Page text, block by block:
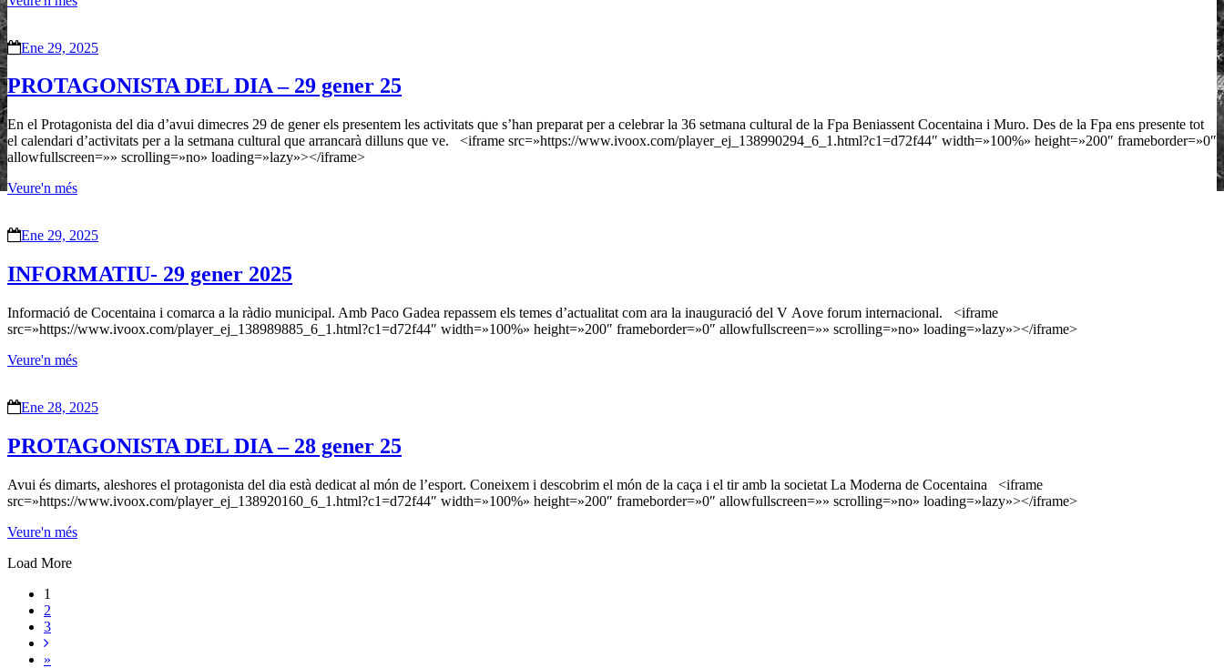
Ene 29, 2025
PROTAGONISTA DEL DIA – 29 gener 25
En el Protagonista del dia d’avui dimecres 29 de gener els presentem les activitats que s’han preparat per a celebrar la 36 setmana cultural de la Fpa Beniassent Cocentaina i Muro. Des de la Fpa ens presente tot
el calendari d’activitats per a la setmana cultural que arrancarà dilluns que ve. <iframe src=»https://www.ivoox.com/player_ej_138990294_6_1.html?c1=d72f44″ width=»100%» height=»200″ frameborder=»0″
allowfullscreen=»» scrolling=»no» loading=»lazy»></iframe>
Veure'n més
Ene 29, 2025
INFORMATIU- 29 gener 2025
Informació de Cocentaina i comarca a la ràdio municipal. Amb Paco Gadea repassem els temes d’actualitat com ara la inauguració del V Aove forum internacional. <iframe
src=»https://www.ivoox.com/player_ej_138989885_6_1.html?c1=d72f44″ width=»100%» height=»200″ frameborder=»0″ allowfullscreen=»» scrolling=»no» loading=»lazy»></iframe>
Veure'n més
Ene 28, 2025
PROTAGONISTA DEL DIA – 28 gener 25
Avui és dimarts, aleshores el protagonista del dia està dedicat al món de l’esport. Coneixem i descobrim el món de la caça i el tir amb la societat La Moderna de Cocentaina <iframe
src=»https://www.ivoox.com/player_ej_138920160_6_1.html?c1=d72f44″ width=»100%» height=»200″ frameborder=»0″ allowfullscreen=»» scrolling=»no» loading=»lazy»></iframe>
Veure'n més
Load More
1
2
3
»